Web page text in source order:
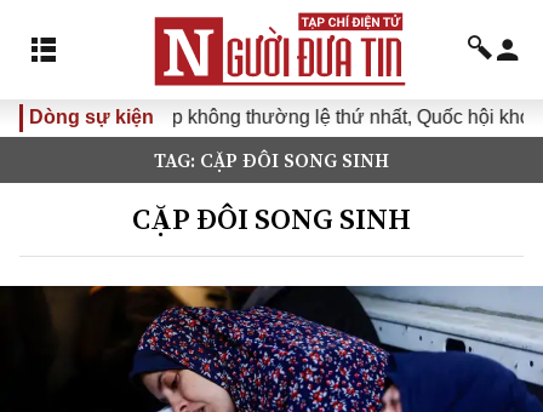
Dòng sự kiện
Kỳ họp không thường lệ thứ nhất, Quốc hội khóa XVI
TAG: CẶP ĐÔI SONG SINH
CẶP ĐÔI SONG SINH